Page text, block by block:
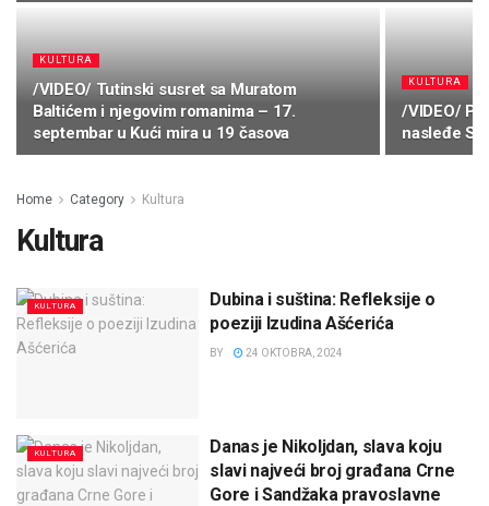
KULTURA
/VIDEO/ Tutinski susret sa Muratom
Baltićem i njegovim romanima – 17.
septembar u Kući mira u 19 časova
KULTURA
/VIDEO/
nasleđe
Home Category Kultura
Kultura
KULTURA
Dubina i suština: Refleksije o
poeziji Izudina Ašćerića
BY 24 OKTOBRA, 2024
KULTURA
Danas je Nikoljdan, slava koju
slavi najveći broj građana Crne
Gore i Sandžaka pravoslavne